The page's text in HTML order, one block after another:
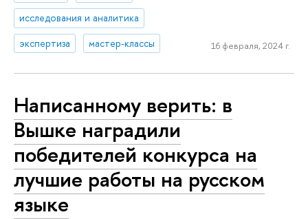
исследования и аналитика
экспертиза
мастер-классы 16 февраля, 2024 г.
Написанному верить: в
Вышке наградили
победителей конкурса на
лучшие работы на русском
языке